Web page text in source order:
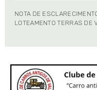
NOTA DE
LOTEAMENTO TERRAS DE